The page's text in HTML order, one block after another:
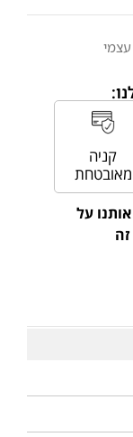
קניה
מאובטחת
על